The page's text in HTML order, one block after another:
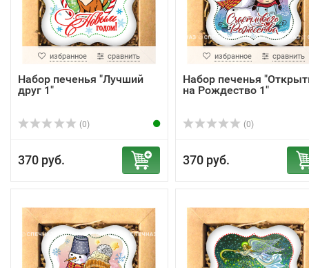
избранное сравнить
Набор печенья "Лучший
друг 1"
(0)
370 руб.
избранное сравнить
Набор печенья
на Рождество 1"
(0)
370 руб.